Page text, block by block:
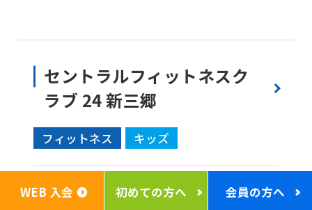
セントラルフィットネスク
ラブ 24 新三郷
フィットネス キッズ
住所 341-0021埼玉県三郷市さつき
WEB 入会 初めての方へ 会員の方へ